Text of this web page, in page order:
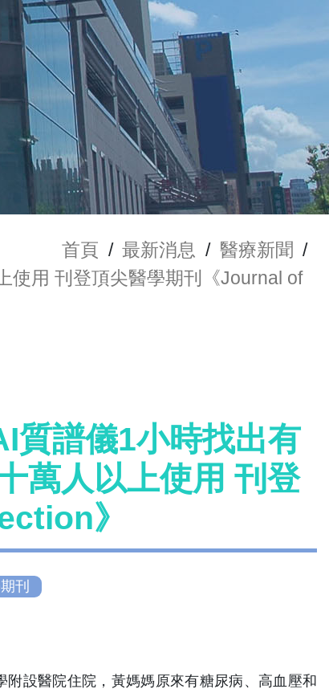
首頁 / 最新消息 / 醫療新聞 /
使用 刊登頂尖醫學期刊《Journal of
質譜儀1小時找出有
萬人以上使用 刊登
》
刊
設醫院住院，黃媽媽原來有糖尿病、高血壓和